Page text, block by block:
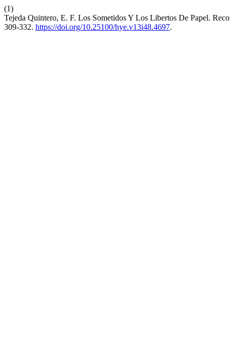
(1)
Tejeda Quintero, E. F. Los Sometidos Y Los Libertos De Papel.
309-332. https://doi.org/10.25100/hye.v13i48.4697.